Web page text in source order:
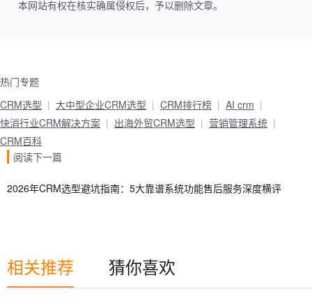
本网站有权在核实确属侵权后，予以删除文章。
热门专题
CRM选型
大中型企业CRM选型 CRM排行榜
AI crm
快消行业CRM解决方案
出海外贸CRM选型
营销管理系统
CRM百科
阅读下一篇
2026年CRM选型避坑指南：5大靠谱系统功能售后服务深度横评
相关推荐 猜你喜欢